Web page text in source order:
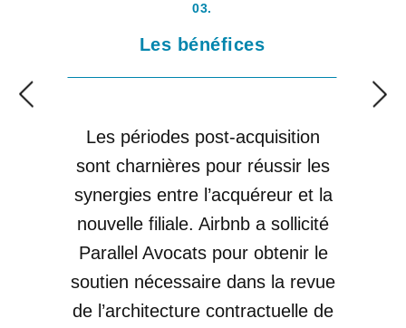
03.
Les bénéfices
Les périodes post-acquisition
sont charnières pour réussir les
synergies entre l’acquéreur et la
nouvelle filiale. Airbnb a sollicité
Parallel Avocats pour obtenir le
soutien nécessaire dans la revue
de l’architecture contractuelle de